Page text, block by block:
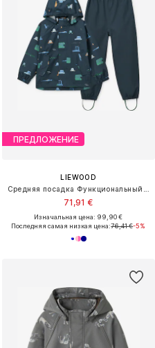
ПРЕДЛОЖЕНИЕ
LIEWOOD
71,91 €
Изначальная цена: 99,90 €
Последняя самая низкая цена:76,41 €-5%